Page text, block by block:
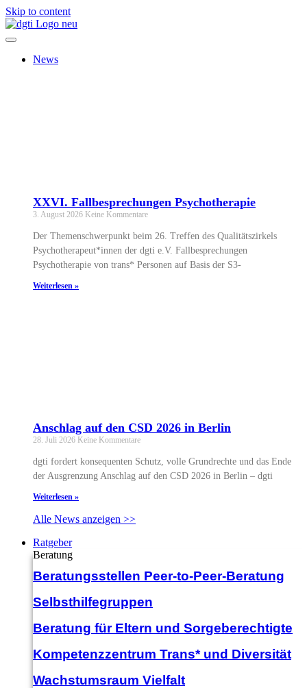
Skip to content
News
XXVI. Fallbesprechungen Psychotherapie
3. August 2026 Keine Kommentare
Der Themenschwerpunkt beim 26. Treffen des Qualitätszirkels
Psychotherapeut*innen der dgti e.V. Fallbesprechungen
Psychotherapie von trans* Personen auf Basis der S3-
Weiterlesen »
Anschlag auf den CSD 2026 in Berlin
28. Juli 2026 Keine Kommentare
dgti fordert konsequenten Schutz, volle Grundrechte und das Ende
der Ausgrenzung Anschlag auf den CSD 2026 in Berlin – dgti
Weiterlesen »
Alle News anzeigen >>
Ratgeber
Beratung
Beratungsstellen Peer-to-Peer-Beratung
Selbsthilfegruppen
Beratung für Eltern und Sorgeberechtigte
Kompetenzzentrum Trans* und Diversität
Wachstumsraum Vielfalt